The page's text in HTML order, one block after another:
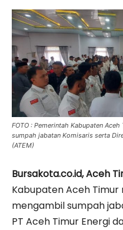
FOTO : Pemerintah Kabupaten
sumpah jabatan Komisaris serta
(ATEM)
Bursakota.co.id, Aceh
Kabupaten Aceh
mengambil sumpah
PT Aceh Timur Energi